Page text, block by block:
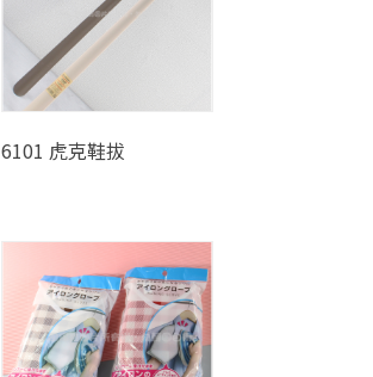
6101 虎克鞋拔